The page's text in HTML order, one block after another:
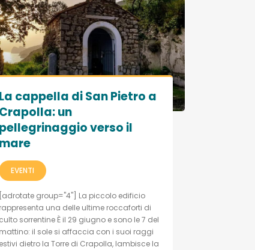
La cappella di San Pietro a
Crapolla: un
pellegrinaggio verso il
mare
EVENTI
[adrotate group="4"] La piccolo edificio
rappresenta una delle ultime roccaforti di
culto sorrentine È il 29 giugno e sono le 7 del
mattino: il sole si affaccia con i suoi raggi
estivi dietro la Torre di Crapolla, lambisce la